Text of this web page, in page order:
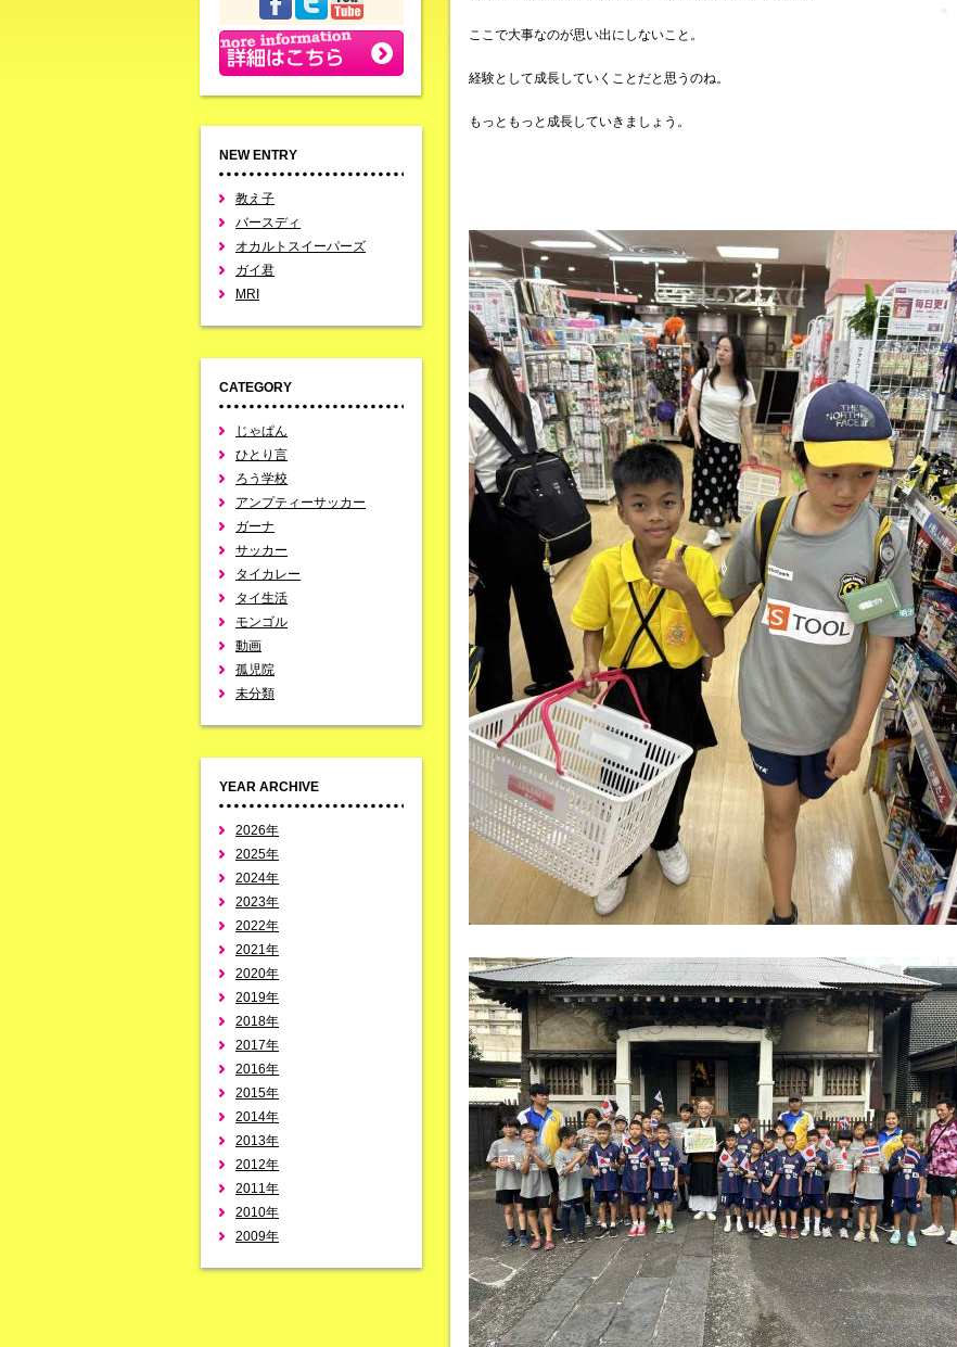
NEW ENTRY
教え子
バースディ
オカルトスイーパーズ
ガイ君
MRI
CATEGORY
じゃぱん
ひとり言
ろう学校
アンプティーサッカー
ガーナ
サッカー
タイカレー
タイ生活
モンゴル
動画
孤児院
未分類
YEAR ARCHIVE
2026年
2025年
2024年
2023年
2022年
2021年
2020年
2019年
2018年
2017年
2016年
2015年
2014年
2013年
2012年
2011年
2010年
2009年
ここで大事なのが思い出にしないこと。
経験として成長していくことだと思うのね。
もっともっと成長していきましょう。